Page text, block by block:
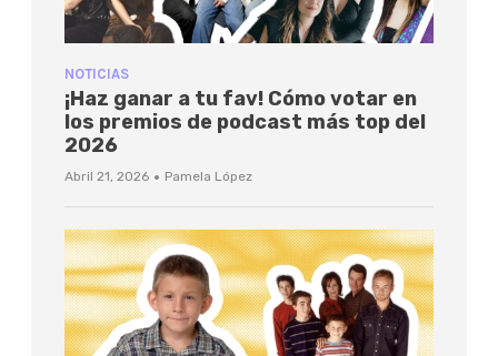
NOTICIAS
¡Haz ganar a tu fav! Cómo votar en
los premios de podcast más top del
2026
Abril 21, 2026 · Pamela López